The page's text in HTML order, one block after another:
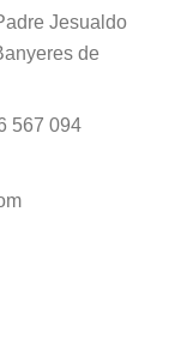
Jesualdo
de
567 094